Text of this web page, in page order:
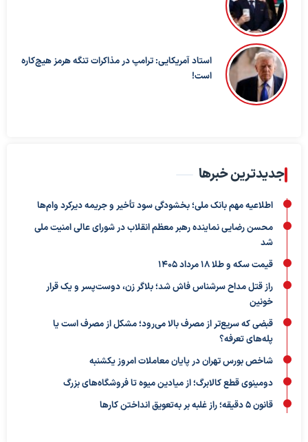
استاد آمریکایی: ترامپ در مذاکرات تنگه هرمز هیچ‌کاره
است!
جدیدترین خبرها
اطلاعیه مهم بانک ملی؛ بخشودگی سود تأخیر و جریمه دیرکرد وام‌ها
محسن رضایی نماینده رهبر معظم انقلاب در شورای عالی امنیت ملی
شد
قیمت سکه و طلا 18 مرداد 1405
راز قتل مداح سرشناس فاش شد؛ بلاگر زن، دوست‌پسر و یک قرار
خونین
قبضی که سریع‌تر از مصرف بالا می‌رود؛ مشکل از مصرف است یا
پله‌های تعرفه؟
شاخص بورس تهران در پایان معاملات امروز یکشنبه
دومینوی قطع کالابرگ؛ از میادین میوه تا فروشگاه‌های بزرگ
قانون ۵ دقیقه؛ راز غلبه بر به‌تعویق‌ انداختن کارها